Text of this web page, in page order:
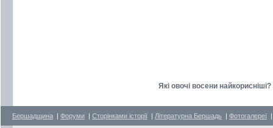
Які овочі восени
Бершадщина | Форуми | Сторінками історії | Літературна Бершадь | Фотогалереї